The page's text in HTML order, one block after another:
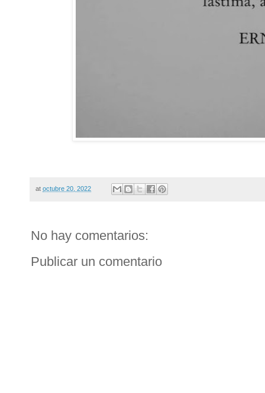
at octubre 20, 2022
No hay comentarios:
Publicar un comentario